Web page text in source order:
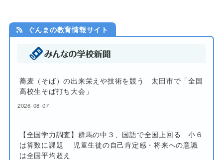
ぐんまの教育情報サイト
蕎麦（そば）の出来栄えや技術を競う 太田市で「全国
高校生そば打ち大会」
2026-08-07
【全国学力調査】群馬の中３、国語で全国上回る 小６
は算数に課題 児童生徒の自己肯定感・将来への意識
は全国平均超え